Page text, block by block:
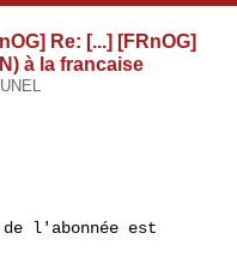
Re: [...] [FRnOG]
à la francaise